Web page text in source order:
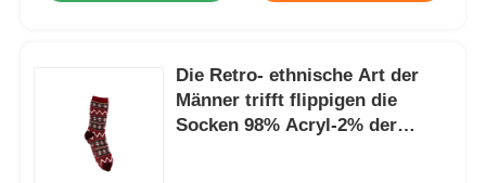
Die Retro- ethnische Art der
Männer trifft flippigen die
Socken 98% Acryl-2% der